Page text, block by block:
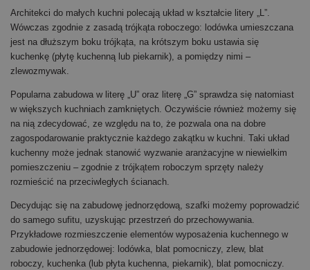
Architekci do małych kuchni polecają układ w kształcie litery „L”.
Wówczas zgodnie z zasadą trójkąta roboczego: lodówka umieszczana
jest na dłuższym boku trójkąta, na krótszym boku ustawia się
kuchenkę (płytę kuchenną lub piekarnik), a pomiędzy nimi –
zlewozmywak.
Popularna zabudowa w literę „U” oraz literę „G” sprawdza się natomiast
w większych kuchniach zamkniętych. Oczywiście również możemy się
na nią zdecydować, ze względu na to, że pozwala ona na dobre
zagospodarowanie praktycznie każdego zakątku w kuchni. Taki układ
kuchenny może jednak stanowić wyzwanie aranżacyjne w niewielkim
pomieszczeniu – zgodnie z trójkątem roboczym sprzęty należy
rozmieścić na przeciwległych ścianach.
Decydując się na zabudowę jednorzędową, szafki możemy poprowadzić
do samego sufitu, uzyskując przestrzeń do przechowywania.
Przykładowe rozmieszczenie elementów wyposażenia kuchennego w
zabudowie jednorzędowej: lodówka, blat pomocniczy, zlew, blat
roboczy, kuchenka (lub płyta kuchenna, piekarnik), blat pomocniczy.